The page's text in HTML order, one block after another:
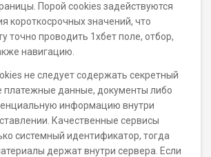
Порой cookies задействуются
короткосрочных значений, что
точно проводить 1хбет поле, отбор,
навигацию.
не следует содержать секретный
платежные данные, документы либо
информацию внутри
Качественные сервисы
системный идентификатор, тогда
держат внутри сервера. Если